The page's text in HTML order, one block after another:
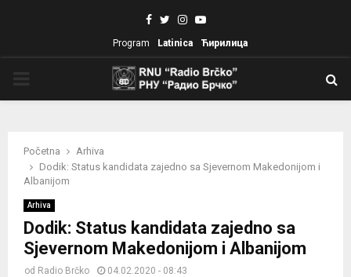
Facebook
TwitterInstagram
Youtube
Program Latinica Ћирилица
Početna
Arhiva
Dodik: Status kandidata zajedno sa Sjevernom Makedonijom i
Albanijom
Arhiva
Dodik: Status kandidata zajedno sa
Sjevernom Makedonijom i Albanijom
od Radio Brčko 04.02.2020 - 08:43